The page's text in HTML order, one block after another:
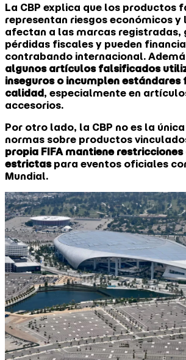
La CBP explica que los productos
representan riesgos económicos y
afectan a las marcas registradas,
pérdidas fiscales y pueden
contrabando internacional.
algunos artículos falsificados
inseguros o incumplen estándares
calidad, especialmente en
accesorios.
Por otro lado, la CBP no es la
normas sobre productos
propia FIFA mantiene
estrictaspara eventos oficiales
Mundial.